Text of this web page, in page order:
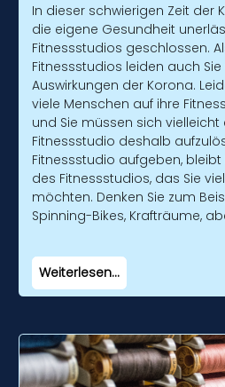
In dieser schwierigen Zeit der
die eigene Gesundheit
Fitnessstudios geschlossen.
Fitnessstudios leiden auch
Auswirkungen der Korona.
viele Menschen auf ihre
und Sie müssen sich
Fitnessstudio deshalb
Fitnessstudio aufgeben,
des Fitnessstudios, das Sie
möchten. Denken Sie zum
Spinning-Bikes, Krafträume,
Weiterlesen...